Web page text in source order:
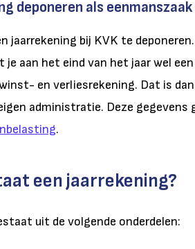
deponeren als eenmanszaak
jaarrekening bij KVK te
je aan het eind van het jaar wel
en verliesrekening. Dat is
administratie. Deze gegevens
.
een jaarrekening?
uit de volgende onderdelen: